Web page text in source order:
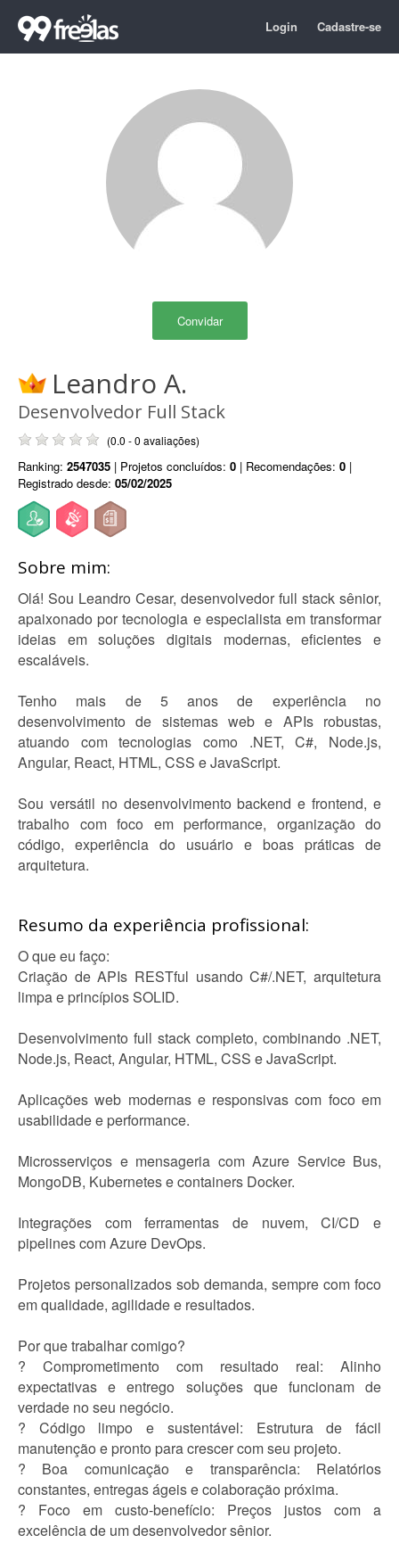
Login Cadastre-se
Convidar
Leandro A.
Desenvolvedor Full Stack
(0.0 - 0 avaliações)
Ranking: 2547035 | Projetos concluídos: 0 | Recomendações: 0 |
Registrado desde: 05/02/2025
Sobre mim:
Olá! Sou Leandro Cesar, desenvolvedor full stack sênior,
apaixonado por tecnologia e especialista em transformar
ideias em soluções digitais modernas, eficientes e
escaláveis.
Tenho mais de 5 anos de experiência no
desenvolvimento de sistemas web e APIs robustas,
atuando com tecnologias como .NET, C#, Node.js,
Angular, React, HTML, CSS e JavaScript.
Sou versátil no desenvolvimento backend e frontend, e
trabalho com foco em performance, organização do
código, experiência do usuário e boas práticas de
arquitetura.
Resumo da experiência profissional:
O que eu faço:
Criação de APIs RESTful usando C#/.NET, arquitetura
limpa e princípios SOLID.
Desenvolvimento full stack completo, combinando .NET,
Node.js, React, Angular, HTML, CSS e JavaScript.
Aplicações web modernas e responsivas com foco em
usabilidade e performance.
Microsserviços e mensageria com Azure Service Bus,
MongoDB, Kubernetes e containers Docker.
Integrações com ferramentas de nuvem, CI/CD e
pipelines com Azure DevOps.
Projetos personalizados sob demanda, sempre com foco
em qualidade, agilidade e resultados.
Por que trabalhar comigo?
? Comprometimento com resultado real: Alinho
expectativas e entrego soluções que funcionam de
verdade no seu negócio.
? Código limpo e sustentável: Estrutura de fácil
manutenção e pronto para crescer com seu projeto.
? Boa comunicação e transparência: Relatórios
constantes, entregas ágeis e colaboração próxima.
? Foco em custo-benefício: Preços justos com a
excelência de um desenvolvedor sênior.